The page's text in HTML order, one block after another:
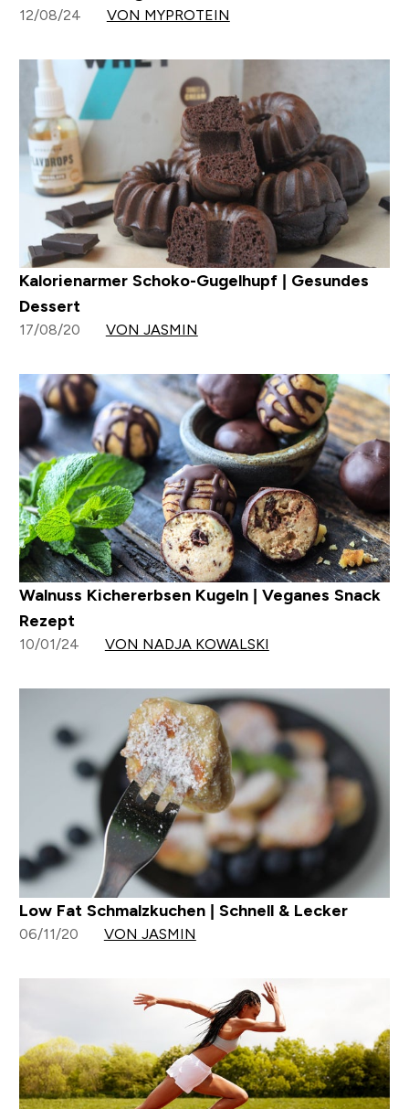
12/08/24 VON MYPROTEIN
Kalorienarmer Schoko-Gugelhupf | Gesundes
Dessert
17/08/20 VON JASMIN
Walnuss Kichererbsen Kugeln | Veganes Snack
Rezept
10/01/24 VON NADJA KOWALSKI
Low Fat Schmalzkuchen | Schnell & Lecker
06/11/20 VON JASMIN